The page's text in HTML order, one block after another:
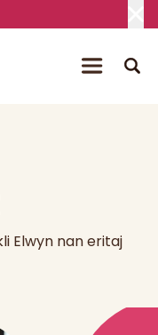
Elwyn nan eritaj